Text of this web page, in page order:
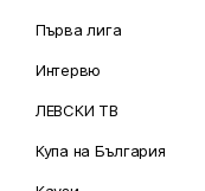
Първа лига
Интервю
ЛЕВСКИ ТВ
Купа на България